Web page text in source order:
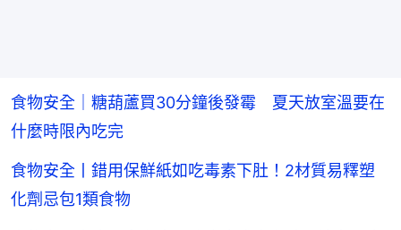
食物安全｜糖葫蘆買30分鐘後發霉 夏天放室溫要在
什麼時限內吃完
食物安全丨錯用保鮮紙如吃毒素下肚！2材質易釋塑
化劑忌包1類食物